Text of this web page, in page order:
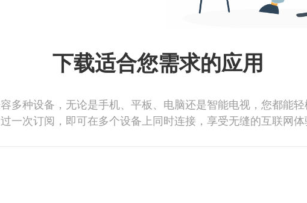
下载适合您需求的应用
多种设备，无论是手机、平板、电脑还是智能电视，您都能轻
一次订阅，即可在多个设备上同时连接，享受无缝的互联网体